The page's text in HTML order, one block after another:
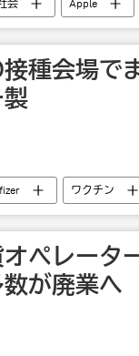
会 Apple
種会場で
ワクチン
オペレー
が廃業へ